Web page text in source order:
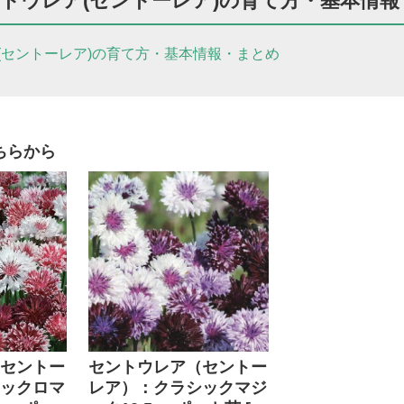
ントーレア)の育て方・基本情報・まとめ
らから
ントー
クロマ
セントウレア（セントー
レア）：クラシックマジ